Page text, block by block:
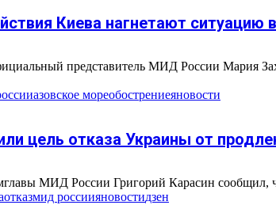
Киева нагнетают ситуацию
представитель МИД России Мария
азовское мореобострениеяновости
цель отказа Украины от
МИД России Григорий Карасин сообщил,
отказмид россиияновостидзен